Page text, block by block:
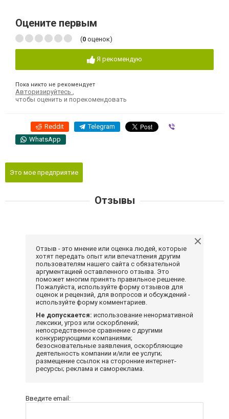
Оцените первым
(0 оценок)
Я рекомендую
Пока никто не рекомендует
Авторизируйтесь
чтобы оценить и порекомендовать
Reddit Telegram
WhatsApp
Это мое предприятие
Отзывы
Отзыв - это мнение или оценка людей, которые
хотят передать опыт или впечатления другим
пользователям нашего сайта с обязательной
аргументацией оставленного отзыва. Это
поможет многим принять правильное решение.
Пожалуйста, используйте форму отзывов для
оценок и рецензий, для вопросов и обсуждений -
используйте форму комментариев.
Не допускается: использование ненормативной
лексики, угроз или оскорблений;
непосредственное сравнение с другими
конкурирующими компаниями;
безосновательные заявления, оскорбляющие
деятельность компании и/или ее услуги;
размещение ссылок на сторонние интернет-
ресурсы; реклама и самореклама.
Введите email: